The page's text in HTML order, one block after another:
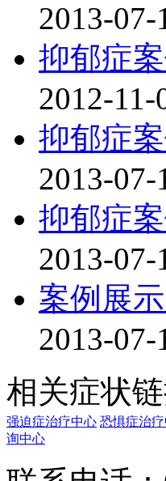
2013-07-
抑郁症
2012-11-
抑郁症
2013-07-
抑郁症
2013-07-
案例展
2013-07-
相关症状
强迫症治疗中心 恐惧症治
询中心